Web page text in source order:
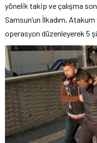
yönelik takip ve çalışma
Samsun’un İlkadım,
operasyon düzenleyerek 5